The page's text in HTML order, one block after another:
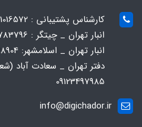
کارشناس پشتیبانی : 02191016572
انبار تهران _ چیتگر : 02144783796 - 09213497985
انبار تهران _ اسلامشهر: 02156698904 - 09353497985
09123497985
info@digichador.ir